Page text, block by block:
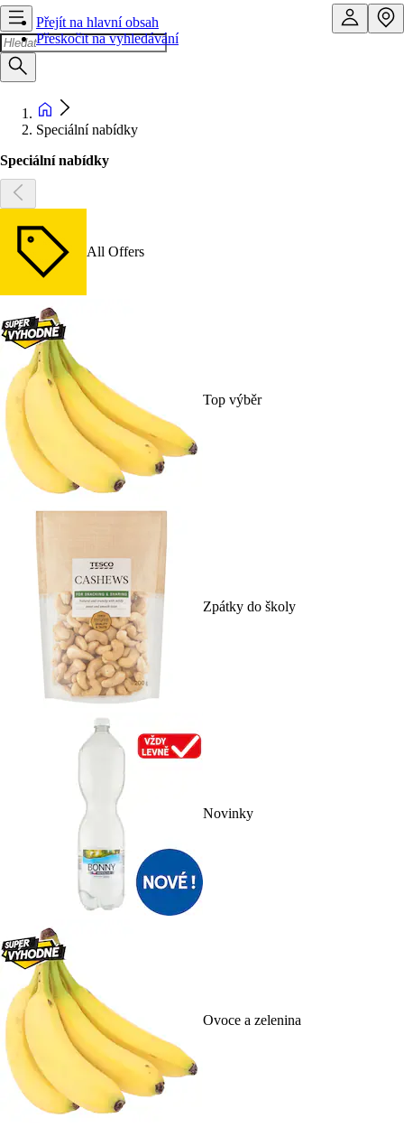
Přejít na hlavní obsah
Přeskočit na vyhledávání
Speciální nabídky
Speciální nabídky
All Offers
Top výběr
Zpátky do školy
Novinky
Ovoce a zelenina